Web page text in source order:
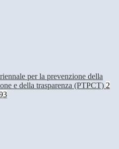
per la prevenzione della
e della trasparenza (PTPCT) 2